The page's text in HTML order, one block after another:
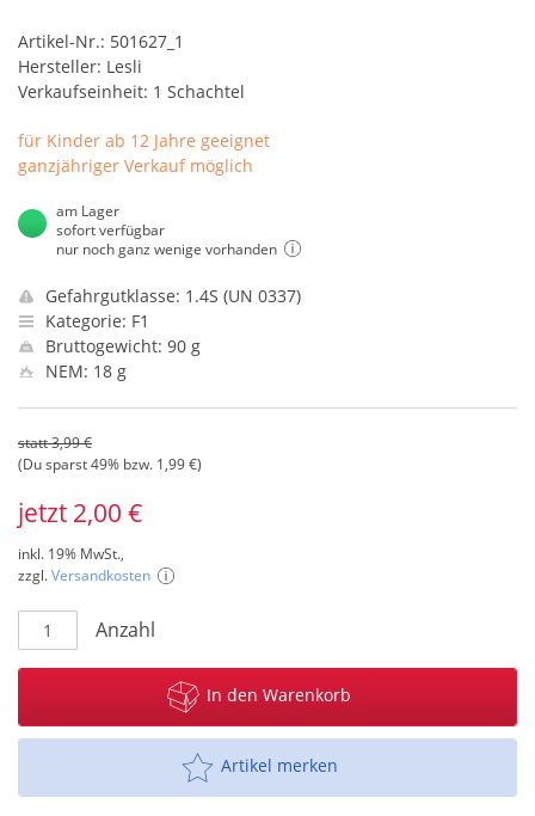
Artikel-Nr.: 501627_1
Hersteller: Lesli
Verkaufseinheit: 1 Schachtel
für Kinder ab 12 Jahre geeignet
ganzjähriger Verkauf möglich
am Lager
sofort verfügbar
nur noch ganz wenige vorhanden
Gefahrgutklasse: 1.4S (UN 0337)
Kategorie: F1
Bruttogewicht: 90 g
NEM: 18 g
statt 3,99 €
(Du sparst 49% bzw. 1,99 €)
jetzt 2,00 €
inkl. 19% MwSt.,
zzgl.Versandkosten
Anzahl
In den Warenkorb
Artikel merken